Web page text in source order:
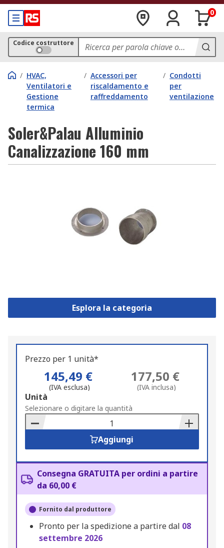
0
Codice costruttore
/ HVAC,
Ventilatori e
Gestione
termica
/ Accessori per
riscaldamento e
raffreddamento
/ Condotti
per
ventilazione
Soler&Palau Alluminio
Canalizzazione 160 mm
Esplora la categoria
Prezzo per 1 unità*
145,49 €
(IVA esclusa)
177,50 €
(IVA inclusa)
Add
to
Basket
Unità
Selezionare o digitare la quantità
Aggiungi
Consegna GRATUITA per ordini a partire
da 60,00 €
Fornito dal produttore
Pronto per la spedizione a partire dal 08
settembre 2026